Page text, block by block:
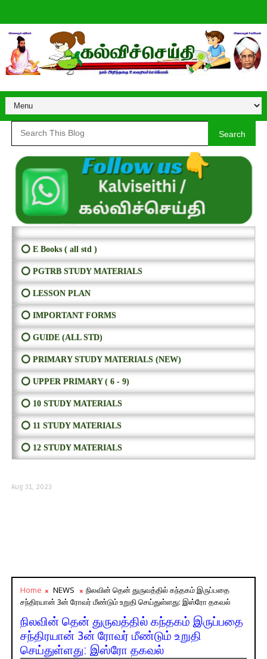
Search
⭕ E Books ( all std )
⭕ PGTRB STUDY MATERIALS
⭕ LESSON PLAN
⭕ IMPORTANT FORMS
⭕ GUIDE (ALL STD)
⭕ PRIMARY STUDY MATERIALS (NEW)
⭕ UPPER PRIMARY ( 6 - 9)
⭕ 10 STUDY MATERIALS
⭕ 11 STUDY MATERIALS
⭕ 12 STUDY MATERIALS
Aug 31, 2023
Home NEWS
நிலவின் தென் துருவத்தில் கந்தகம் இருப்பதை
சந்திரயான் 3ன் ரோவர் மீண்டும் உறுதி செய்துள்ளது: இஸ்ரோ தகவல்
நிலவின் தென் துருவத்தில் கந்தகம் இருப்பதை
சந்திரயான் 3ன் ரோவர் மீண்டும் உறுதி
செய்துள்ளது: இஸ்ரோ தகவல்